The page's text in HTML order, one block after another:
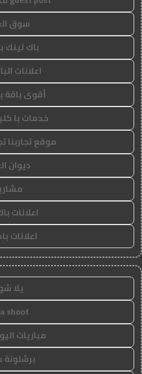
سوق
باك لينك
اعلانات
أقوى باقة
خدمات با
موقع تجاربنا
ديوان
اعلانات
اعلانات
يلا
shoot
مباريات
برشلونة